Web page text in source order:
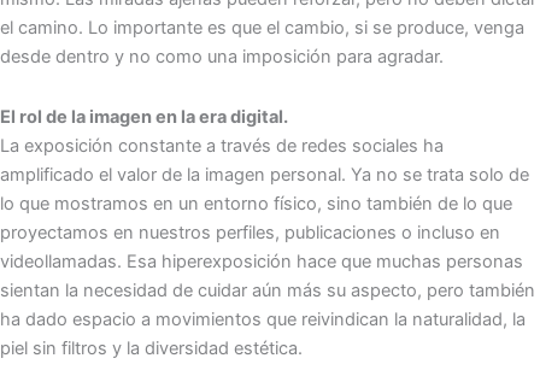
el camino. Lo importante es que el cambio, si se produce, venga
desde dentro y no como una imposición para agradar.
El rol de la imagen en la era digital.
La exposición constante a través de redes sociales ha
amplificado el valor de la imagen personal. Ya no se trata solo de
lo que mostramos en un entorno físico, sino también de lo que
proyectamos en nuestros perfiles, publicaciones o incluso en
videollamadas. Esa hiperexposición hace que muchas personas
sientan la necesidad de cuidar aún más su aspecto, pero también
ha dado espacio a movimientos que reivindican la naturalidad, la
piel sin filtros y la diversidad estética.